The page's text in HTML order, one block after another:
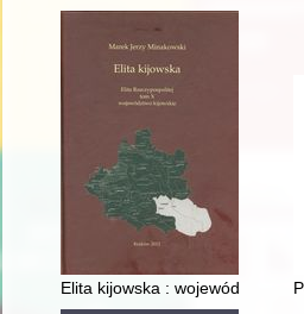
Elita kijowska : województwo